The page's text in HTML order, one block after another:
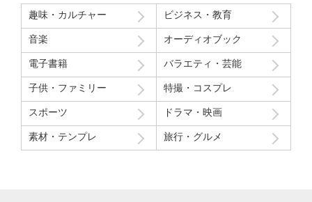
う」という趣旨の発言と「パイを食らう事はなんとも無い」とい
う趣旨の２つの部分ちょっと気分下がってしまったw
Route207さんいつも良い作品をありがとうございます！
初レビューですが、よく購入させて貰ってます！
趣味・カルチャー ビジネス・教育
音楽 オーディオブック
電子書籍 バラエティ・芸能
子供・ファミリー 特撮・コスプレ
スポーツ ドラマ・映画
素材・テンプレ 旅行・グルメ